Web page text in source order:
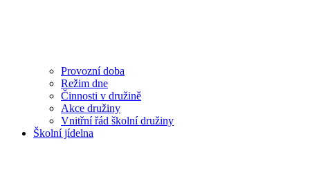
Provozní doba
Režim dne
Činnosti v družině
Akce družiny
Vnitřní řád školní družiny
Školní jídelna